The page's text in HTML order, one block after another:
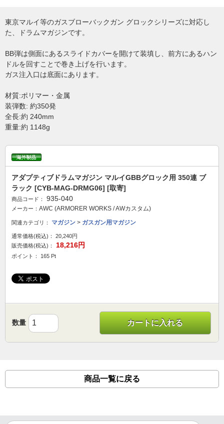
東京マルイ等のガスブローバックガン グロックシリーズに対応し
た、ドラムマガジンです。
BB弾は側面にあるスライドカバーを開けて装填し、前方にあるハン
ドルを回すことで巻き上げを行います。
ガス注入口は底面にあります。
材質:ポリマー・金属
装弾数: 約350発
全長:約 240mm
重量:約 1148g
アダプティブドラムマガジン マルイGBBグロック用 350連 ブ
ラック [CYB-MAG-DRMG06] [取寄]
商品コード： 935-040
メーカー： AWC (ARMORER WORKS / AWカスタム)
関連カテゴリ： マガジン > ガスガン用マガジン
通常価格(税込)：
20,240円
販売価格(税込)：
18,216円
ポイント： 165 Pt
数量 カートに入れる
商品一覧に戻る